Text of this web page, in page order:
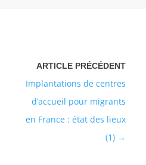
Implantations de centres
d’accueil pour migrants
en France : état des lieux
(1)